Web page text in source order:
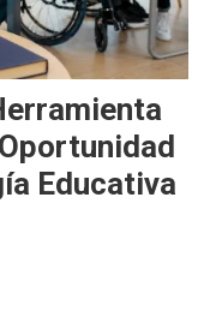
Educativa